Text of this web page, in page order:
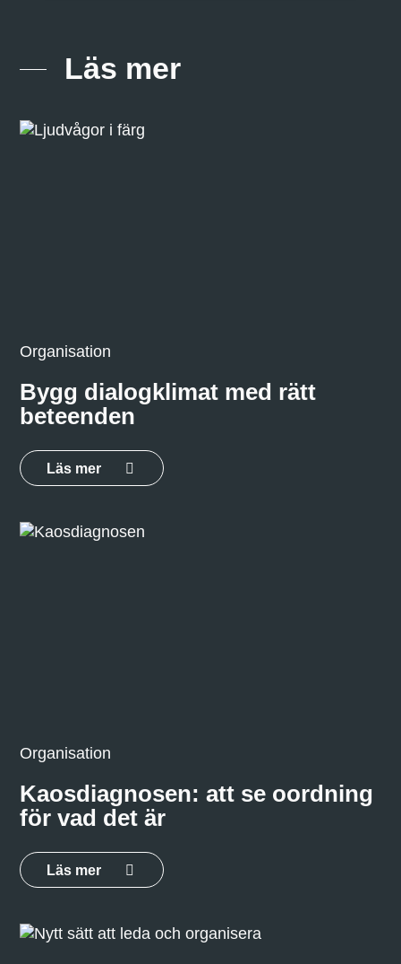
Läs mer
Organisation
Bygg dialogklimat med rätt
beteenden
Läs mer
Organisation
Kaosdiagnosen: att se oordning
för vad det är
Läs mer